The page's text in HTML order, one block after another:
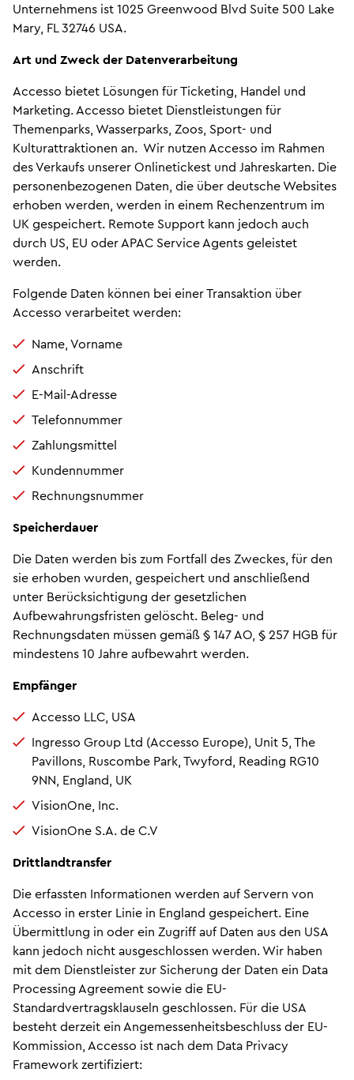
Unternehmens ist 1025 Greenwood Blvd Suite 500 Lake
Mary, FL 32746 USA.
Art und Zweck der Datenverarbeitung
Accesso bietet Lösungen für Ticketing, Handel und
Marketing. Accesso bietet Dienstleistungen für
Themenparks, Wasserparks, Zoos, Sport- und
Kulturattraktionen an. Wir nutzen Accesso im Rahmen
des Verkaufs unserer Onlinetickest und Jahreskarten. Die
personenbezogenen Daten, die über deutsche Websites
erhoben werden, werden in einem Rechenzentrum im
UK gespeichert. Remote Support kann jedoch auch
durch US, EU oder APAC Service Agents geleistet
werden.
Folgende Daten können bei einer Transaktion über
Accesso verarbeitet werden:
Name, Vorname
Anschrift
E-Mail-Adresse
Telefonnummer
Zahlungsmittel
Kundennummer
Rechnungsnummer
Speicherdauer
Die Daten werden bis zum Fortfall des Zweckes, für den
sie erhoben wurden, gespeichert und anschließend
unter Berücksichtigung der gesetzlichen
Aufbewahrungsfristen gelöscht. Beleg- und
Rechnungsdaten müssen gemäß § 147 AO, § 257 HGB für
mindestens 10 Jahre aufbewahrt werden.
Empfänger
Accesso LLC, USA
Ingresso Group Ltd (Accesso Europe), Unit 5, The
Pavillons, Ruscombe Park, Twyford, Reading RG10
9NN, England, UK
VisionOne, Inc.
VisionOne S.A. de C.V
Drittlandtransfer
Die erfassten Informationen werden auf Servern von
Accesso in erster Linie in England gespeichert. Eine
Übermittlung in oder ein Zugriff auf Daten aus den USA
kann jedoch nicht ausgeschlossen werden. Wir haben
mit dem Dienstleister zur Sicherung der Daten ein Data
Processing Agreement sowie die EU-
Standardvertragsklauseln geschlossen. Für die USA
besteht derzeit ein Angemessenheitsbeschluss der EU-
Kommission, Accesso ist nach dem Data Privacy
Framework zertifiziert: